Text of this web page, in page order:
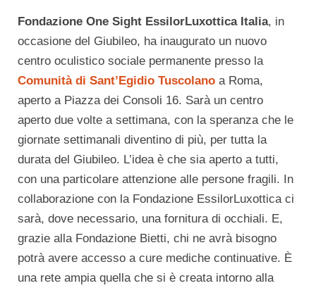
Fondazione One Sight EssilorLuxottica Italia, in
occasione del Giubileo, ha inaugurato un nuovo
centro oculistico sociale permanente presso la
Comunità di Sant’Egidio Tuscolano a Roma,
aperto a Piazza dei Consoli 16. Sarà un centro
aperto due volte a settimana, con la speranza che le
giornate settimanali diventino di più, per tutta la
durata del Giubileo. L’idea è che sia aperto a tutti,
con una particolare attenzione alle persone fragili. In
collaborazione con la Fondazione EssilorLuxottica ci
sarà, dove necessario, una fornitura di occhiali. E,
grazie alla Fondazione Bietti, chi ne avrà bisogno
potrà avere accesso a cure mediche continuative. È
una rete ampia quella che si è creata intorno alla